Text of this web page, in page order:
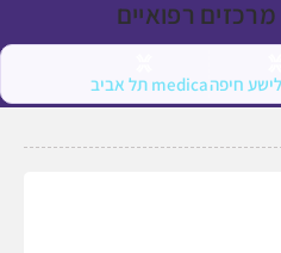
medica תל אביב